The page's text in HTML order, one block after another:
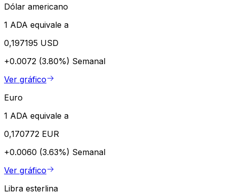
Dólar americano
1 ADA equivale a
0,197195 USD
+0.0072 (3.80%) Semanal
Ver gráfico
Euro
1 ADA equivale a
0,170772 EUR
+0.0060 (3.63%) Semanal
Ver gráfico
Libra esterlina